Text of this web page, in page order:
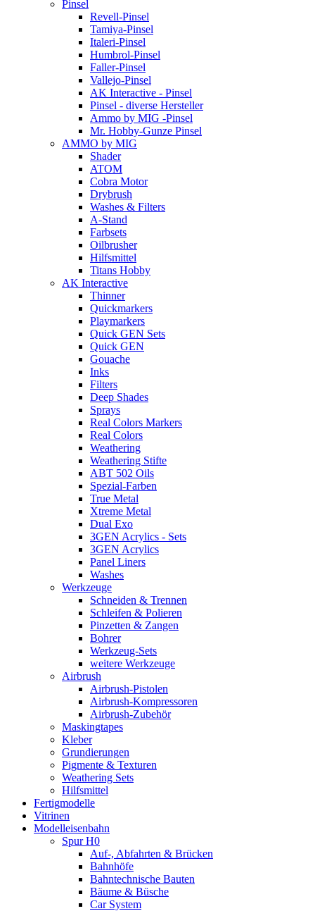
Pinsel
Revell-Pinsel
Tamiya-Pinsel
Italeri-Pinsel
Humbrol-Pinsel
Faller-Pinsel
Vallejo-Pinsel
AK Interactive - Pinsel
Pinsel - diverse Hersteller
Ammo by MIG -Pinsel
Mr. Hobby-Gunze Pinsel
AMMO by MIG
Shader
ATOM
Cobra Motor
Drybrush
Washes & Filters
A-Stand
Farbsets
Oilbrusher
Hilfsmittel
Titans Hobby
AK Interactive
Thinner
Quickmarkers
Playmarkers
Quick GEN Sets
Quick GEN
Gouache
Inks
Filters
Deep Shades
Sprays
Real Colors Markers
Real Colors
Weathering
Weathering Stifte
ABT 502 Oils
Spezial-Farben
True Metal
Xtreme Metal
Dual Exo
3GEN Acrylics - Sets
3GEN Acrylics
Panel Liners
Washes
Werkzeuge
Schneiden & Trennen
Schleifen & Polieren
Pinzetten & Zangen
Bohrer
Werkzeug-Sets
weitere Werkzeuge
Airbrush
Airbrush-Pistolen
Airbrush-Kompressoren
Airbrush-Zubehör
Maskingtapes
Kleber
Grundierungen
Pigmente & Texturen
Weathering Sets
Hilfsmittel
Fertigmodelle
Vitrinen
Modelleisenbahn
Spur H0
Auf-, Abfahrten & Brücken
Bahnhöfe
Bahntechnische Bauten
Bäume & Büsche
Car System